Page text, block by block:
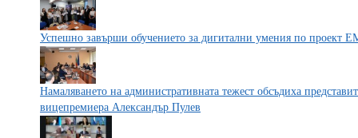
Успешно завърши обучението за дигитални умения по проект
Намаляването на административната тежест обсъдиха
вицепремиера Александър Пулев